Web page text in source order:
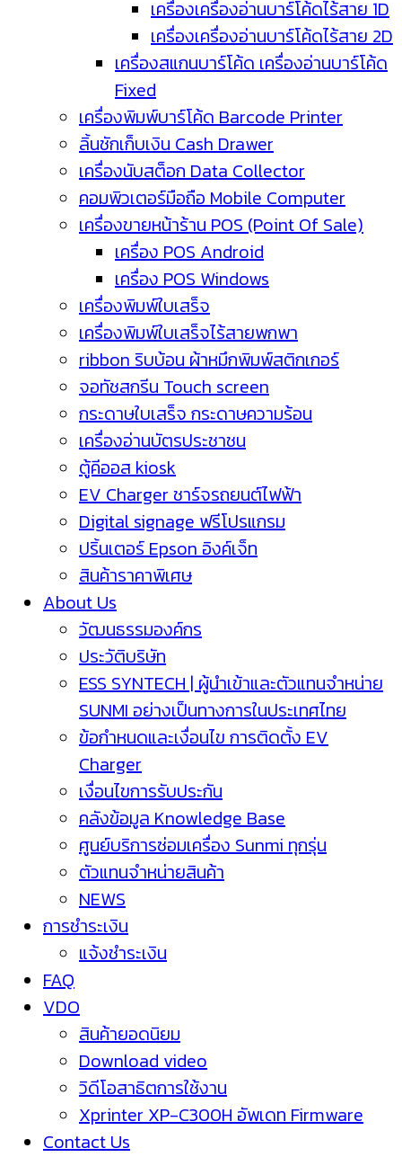
เครื่องเครื่องอ่านบาร์โค้ดไร้สาย 1D
เครื่องเครื่องอ่านบาร์โค้ดไร้สาย 2D
เครื่องสแกนบาร์โค้ด เครื่องอ่านบาร์โค้ด
Fixed
เครื่องพิมพ์บาร์โค้ด Barcode Printer
ลิ้นชักเก็บเงิน Cash Drawer
เครื่องนับสต็อก Data Collector
คอมพิวเตอร์มือถือ Mobile Computer
เครื่องขายหน้าร้าน POS (Point Of Sale)
เครื่อง POS Android
เครื่อง POS Windows
เครื่องพิมพ์ใบเสร็จ
เครื่องพิมพ์ใบเสร็จไร้สายพกพา
ribbon ริบบ้อน ผ้าหมึกพิมพ์สติกเกอร์
จอทัชสกรีน Touch screen
กระดาษใบเสร็จ กระดาษความร้อน
เครื่องอ่านบัตรประชาชน
ตู้คีออส kiosk
EV Charger ชาร์จรถยนต์ไฟฟ้า
Digital signage ฟรีโปรแกรม
ปริ้นเตอร์ Epson อิงค์เจ็ท
สินค้าราคาพิเศษ
About Us
วัฒนธรรมองค์กร
ประวัติบริษัท
ESS SYNTECH | ผู้นำเข้าและตัวแทนจำหน่าย
SUNMI อย่างเป็นทางการในประเทศไทย
ข้อกำหนดและเงื่อนไข การติดตั้ง EV
Charger
เงื่อนไขการรับประกัน
คลังข้อมูล Knowledge Base
ศูนย์บริการซ่อมเครื่อง Sunmi ทุกรุ่น
ตัวแทนจำหน่ายสินค้า
NEWS
การชำระเงิน
แจ้งชำระเงิน
FAQ
VDO
สินค้ายอดนิยม
Download video
วิดีโอสาธิตการใช้งาน
Xprinter XP-C300H อัพเดท Firmware
Contact Us